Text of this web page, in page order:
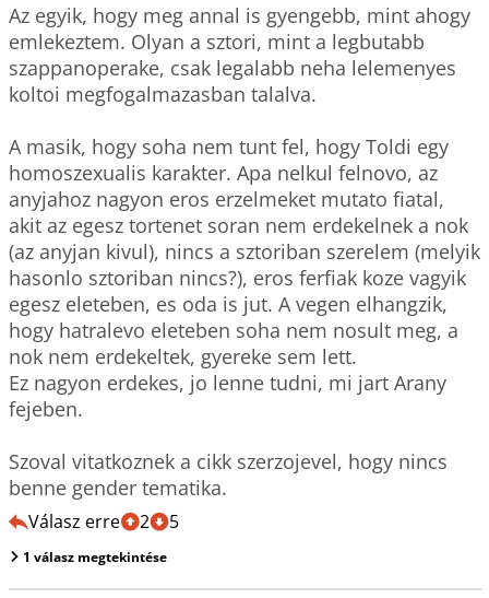
Az egyik, hogy meg annal is gyengebb, mint ahogy
emlekeztem. Olyan a sztori, mint a legbutabb
szappanoperake, csak legalabb neha lelemenyes
koltoi megfogalmazasban talalva.
A masik, hogy soha nem tunt fel, hogy Toldi egy
homoszexualis karakter. Apa nelkul felnovo, az
anyjahoz nagyon eros erzelmeket mutato fiatal,
akit az egesz tortenet soran nem erdekelnek a nok
(az anyjan kivul), nincs a sztoriban szerelem (melyik
hasonlo sztoriban nincs?), eros ferfiak koze vagyik
egesz eleteben, es oda is jut. A vegen elhangzik,
hogy hatralevo eleteben soha nem nosult meg, a
nok nem erdekeltek, gyereke sem lett.
Ez nagyon erdekes, jo lenne tudni, mi jart Arany
fejeben.
Szoval vitatkoznek a cikk szerzojevel, hogy nincs
benne gender tematika.
Válasz erre 2 5
1 válasz megtekintése